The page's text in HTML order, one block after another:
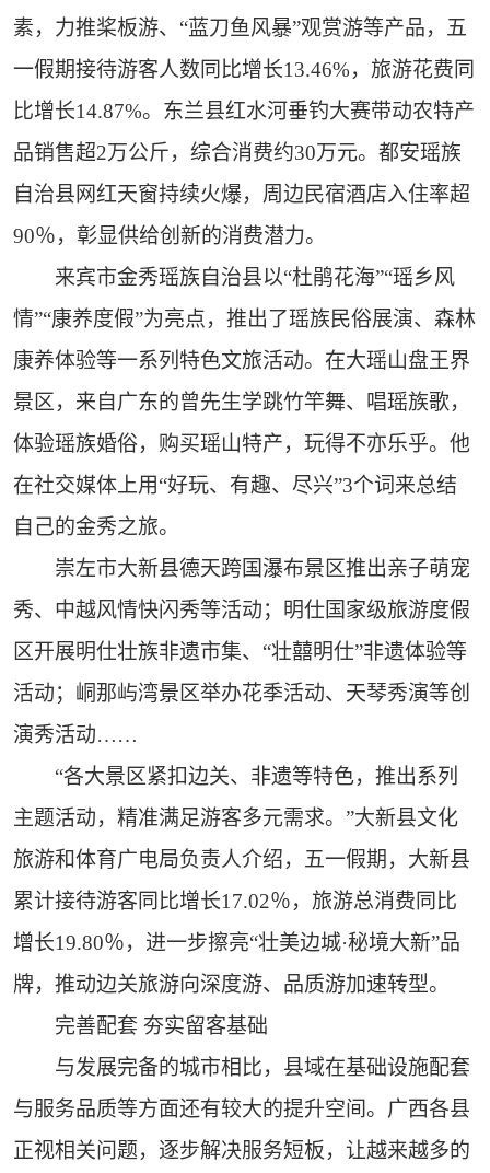
素，力推桨板游、“蓝刀鱼风暴”观赏游等产品，五
一假期接待游客人数同比增长13.46%，旅游花费同
比增长14.87%。东兰县红水河垂钓大赛带动农特产
品销售超2万公斤，综合消费约30万元。都安瑶族
自治县网红天窗持续火爆，周边民宿酒店入住率超
90％，彰显供给创新的消费潜力。
来宾市金秀瑶族自治县以“杜鹃花海”“瑶乡风
情”“康养度假”为亮点，推出了瑶族民俗展演、森林
康养体验等一系列特色文旅活动。在大瑶山盘王界
景区，来自广东的曾先生学跳竹竿舞、唱瑶族歌，
体验瑶族婚俗，购买瑶山特产，玩得不亦乐乎。他
在社交媒体上用“好玩、有趣、尽兴”3个词来总结
自己的金秀之旅。
崇左市大新县德天跨国瀑布景区推出亲子萌宠
秀、中越风情快闪秀等活动；明仕国家级旅游度假
区开展明仕壮族非遗市集、“壮囍明仕”非遗体验等
活动；峒那屿湾景区举办花季活动、天琴秀演等创
演秀活动……
“各大景区紧扣边关、非遗等特色，推出系列
主题活动，精准满足游客多元需求。”大新县文化
旅游和体育广电局负责人介绍，五一假期，大新县
累计接待游客同比增长17.02％，旅游总消费同比
增长19.80％，进一步擦亮“壮美边城·秘境大新”品
牌，推动边关旅游向深度游、品质游加速转型。
完善配套 夯实留客基础
与发展完备的城市相比，县域在基础设施配套
与服务品质等方面还有较大的提升空间。广西各县
正视相关问题，逐步解决服务短板，让越来越多的